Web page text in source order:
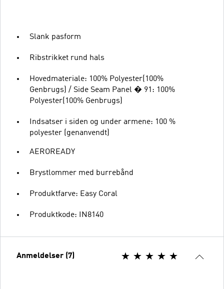
Slank pasform
Ribstrikket rund hals
Hovedmateriale: 100% Polyester(100%
Genbrugs) / Side Seam Panel � 91: 100%
Polyester(100% Genbrugs)
Indsatser i siden og under armene: 100 %
polyester (genanvendt)
AEROREADY
Brystlommer med burrebånd
Produktfarve: Easy Coral
Produktkode: IN8140
Anmeldelser (7)